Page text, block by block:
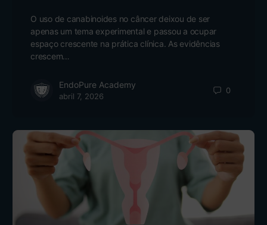
O uso de canabinoides no câncer deixou de ser
apenas um tema experimental e passou a ocupar
espaço crescente na prática clínica. As evidências
crescem…
EndoPure Academy
abril 7, 2026
0